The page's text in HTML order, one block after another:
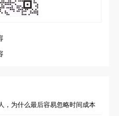
，为什么最后容易忽略时间成本